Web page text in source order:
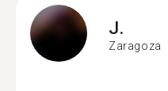
J.
Zaragoza